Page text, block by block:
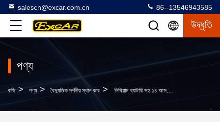
salescn@excar.com.cn 86--13546943585
উদ্ধৃতি
পণ্য
বাড়ি > পণ্য > বৈদ্যুতিক দর্শনীয় স্থান কার > লিথিয়াম ব্যাটারি সহ ১৪ আসনের পর্যটন বাস